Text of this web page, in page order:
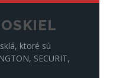
ktoré sú
SECURIT,